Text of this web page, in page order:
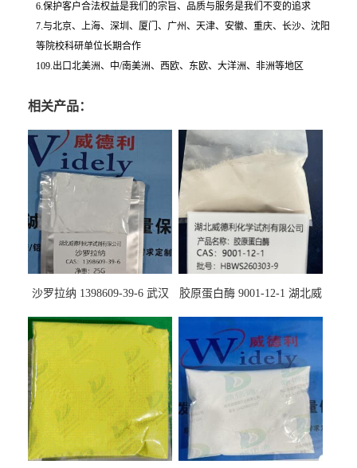
6.保护客户合法权益是我们的宗旨、品质与服务是我们不变的追求
7.与北京、上海、深圳、厦门、广州、天津、安徽、重庆、长沙、沈阳
等院校科研单位长期合作
109.出口北美洲、中/南美洲、西欧、东欧、大洋洲、非洲等地区
相关产品：
沙罗拉纳 1398609-39-6 武汉
胶原蛋白酶 9001-12-1 湖北威